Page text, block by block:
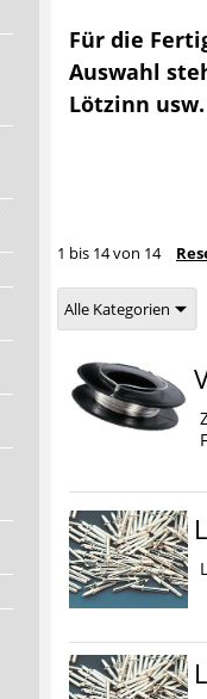
Für die
Auswahl
Lötzinn usw.
1 bis 14von 14
Alle Kategorien